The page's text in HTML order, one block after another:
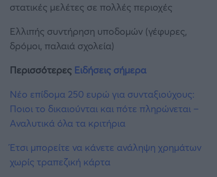
στατικές μελέτες σε πολλές περιοχές
Ελλιπής συντήρηση υποδομών (γέφυρες,
δρόμοι, παλαιά σχολεία)
Περισσότερες Ειδήσεις σήμερα
Νέο επίδομα 250 ευρώ για συνταξιούχους:
Ποιοι το δικαιούνται και πότε πληρώνεται –
Αναλυτικά όλα τα κριτήρια
Έτσι μπορείτε να κάνετε ανάληψη χρημάτων
χωρίς τραπεζική κάρτα